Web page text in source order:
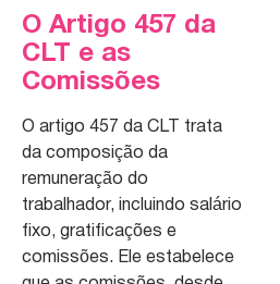
O Artigo 457 da
CLT e as
Comissões
O artigo 457 da CLT trata
da composição da
remuneração do
trabalhador, incluindo salário
fixo, gratificações e
comissões. Ele estabelece